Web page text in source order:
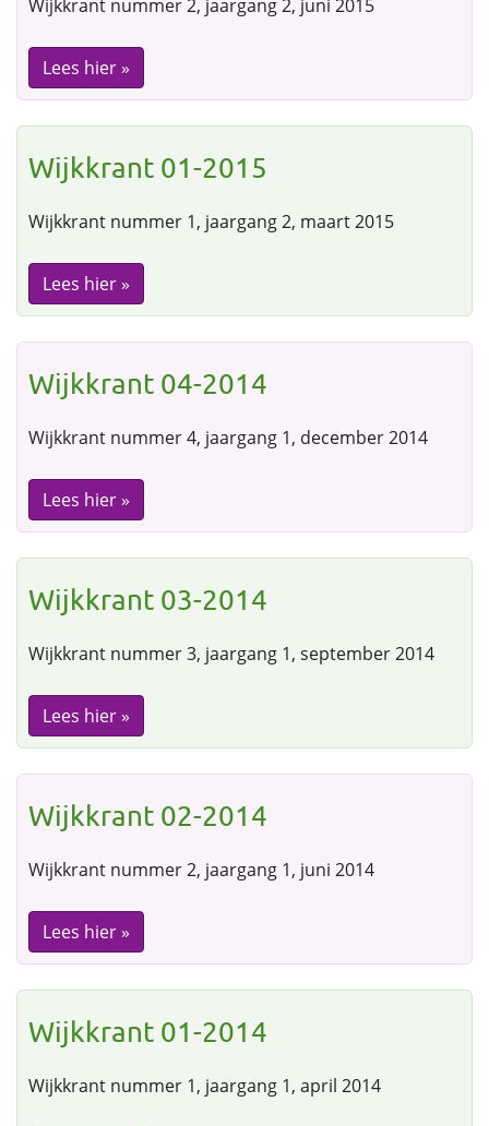
Wijkkrant nummer 2, jaargang 2, juni 2015
Lees hier »
Wijkkrant 01-2015
Wijkkrant nummer 1, jaargang 2, maart 2015
Lees hier »
Wijkkrant 04-2014
Wijkkrant nummer 4, jaargang 1, december 2014
Lees hier »
Wijkkrant 03-2014
Wijkkrant nummer 3, jaargang 1, september 2014
Lees hier »
Wijkkrant 02-2014
Wijkkrant nummer 2, jaargang 1, juni 2014
Lees hier »
Wijkkrant 01-2014
Wijkkrant nummer 1, jaargang 1, april 2014